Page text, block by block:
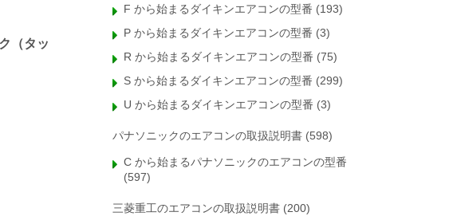
（タッ
F から始まるダイキンエアコンの型番 (193)
P から始まるダイキンエアコンの型番 (3)
R から始まるダイキンエアコンの型番 (75)
S から始まるダイキンエアコンの型番 (299)
U から始まるダイキンエアコンの型番 (3)
パナソニックのエアコンの取扱説明書 (598)
C から始まるパナソニックのエアコンの型番
(597)
三菱重工のエアコンの取扱説明書 (200)